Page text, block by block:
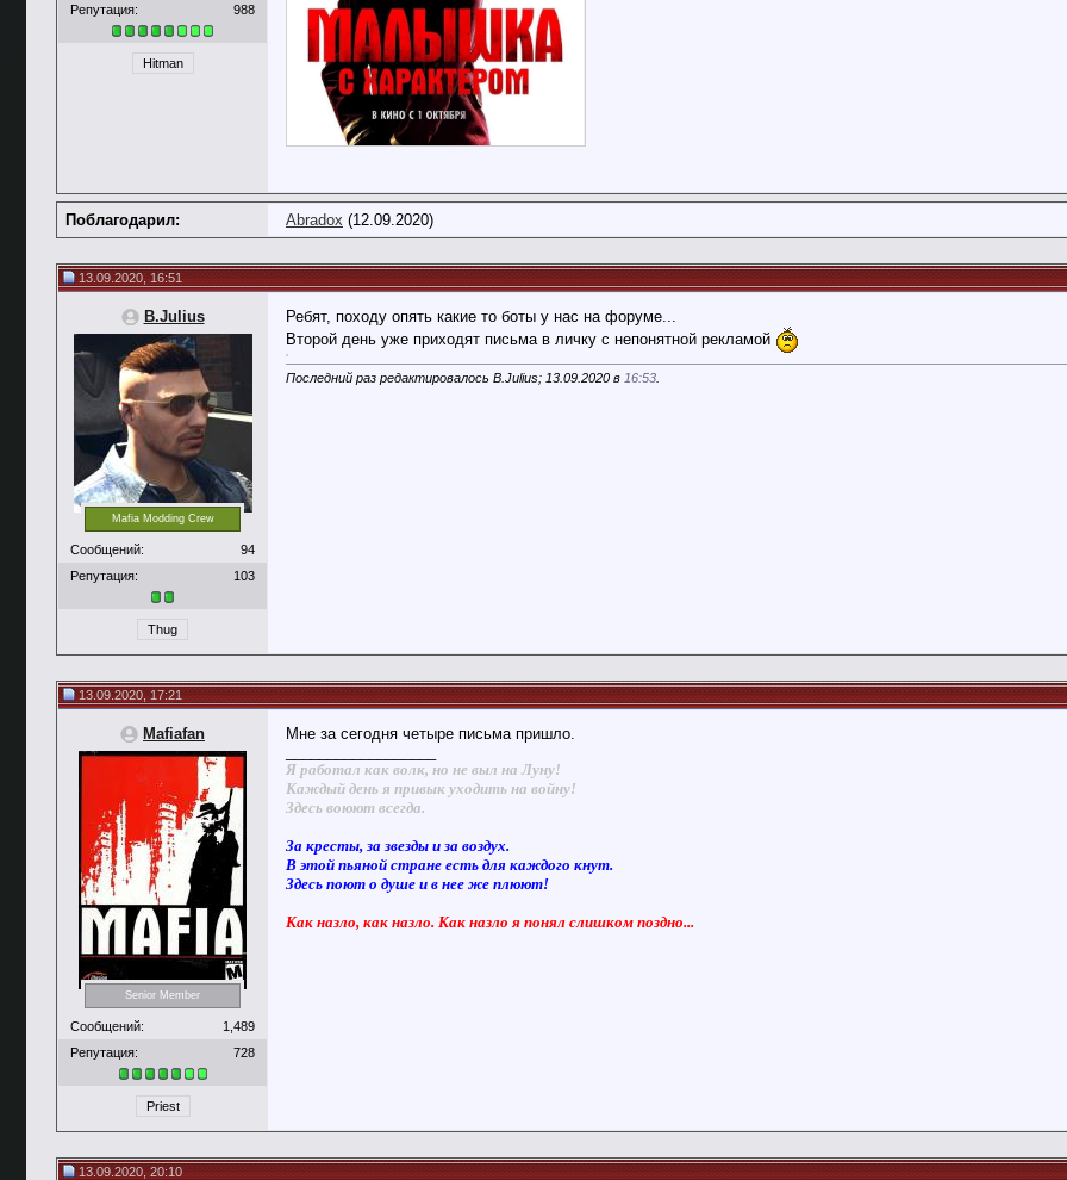
Репутация:
988
Hitman
Поблагодарил: Abradox (12.09.2020)
13.09.2020, 16:51
B.Julius
Mafia Modding Crew
Сообщений:
94
Репутация:
103
Thug
Ребят, походу опять какие то боты у нас на форуме...
Второй день уже приходят письма в личку с непонятной рекламой
Последний раз редактировалось B.Julius; 13.09.2020 в 16:53
13.09.2020, 17:21
Mafiafan
Senior Member
Сообщений:
1,489
Репутация:
728
Priest
Мне за сегодня четыре письма пришло.
Я работал как волк, но не выл на Луну!
Каждый день я привык уходить на войну!
Здесь воюют всегда.
За кресты, за звезды и за воздух.
В этой пьяной стране есть для каждого кнут.
Здесь поют о душе и в нее же плюют!
Как назло, как назло. Как назло я понял слишком поздно...
13.09.2020, 20:10